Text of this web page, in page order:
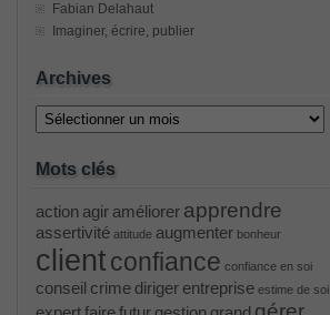
Fabian Delahaut
Imaginer, écrire, publier
Archives
Archives
Mots clés
action agir améliorer apprendre
assertivité attitude augmenter bonheur
client confiance confiance en soi
conseil crime diriger entreprise estime de soi